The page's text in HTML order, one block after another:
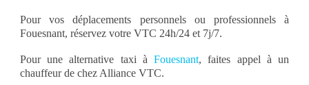
Pour vos déplacements personnels ou professionnels à
Fouesnant, réservez votre VTC 24h/24 et 7j/7.
Pour une alternative taxi àFouesnant, faites appel à un
chauffeur de chez Alliance VTC.